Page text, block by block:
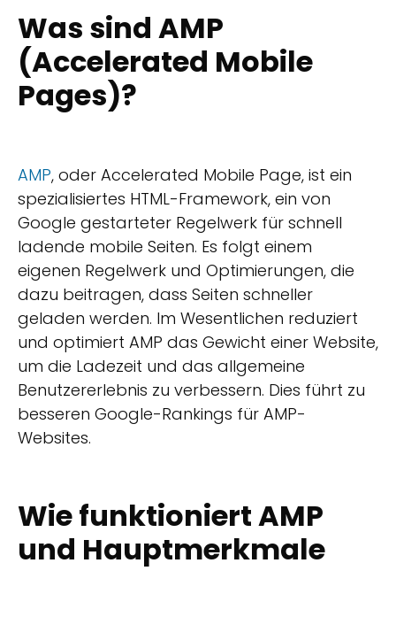
Was sind AMP
(Accelerated Mobile
Pages)?
AMP, oder Accelerated Mobile Page, ist ein
spezialisiertes HTML-Framework, ein von
Google gestarteter Regelwerk für schnell
ladende mobile Seiten. Es folgt einem
eigenen Regelwerk und Optimierungen, die
dazu beitragen, dass Seiten schneller
geladen werden. Im Wesentlichen reduziert
und optimiert AMP das Gewicht einer Website,
um die Ladezeit und das allgemeine
Benutzererlebnis zu verbessern. Dies führt zu
besseren Google-Rankings für AMP-
Websites.
Wie funktioniert AMP
und Hauptmerkmale